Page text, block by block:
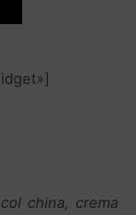
china, crema